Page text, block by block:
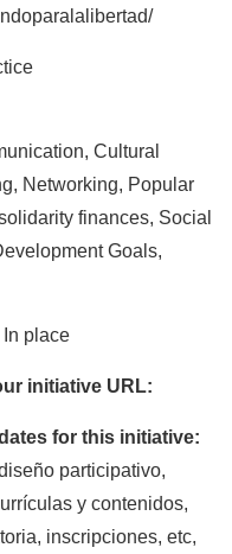
Cultural
Networking, Popular
finances, Social
Goals,
In place
initiative URL:
for this initiative:
participativo,
y contenidos,
inscripciones, etc,